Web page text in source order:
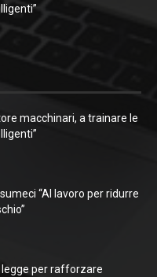
macchinari, a trainare le
“Al lavoro per ridurre
legge per rafforzare